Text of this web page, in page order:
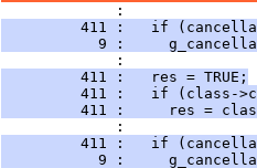
:
411 :   if
9 :
:
         411 :   res = TRUE;
411 :   if (class-
411 :     res =
:
411 :   if
9 :